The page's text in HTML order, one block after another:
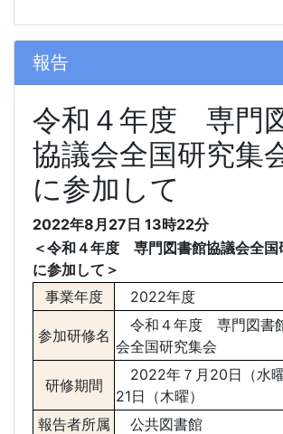
報告
令和４年度 専門
協議会全国研究集
に参加して
2022年8月27日 13時22分
＜令和４年度 専門図書館協議会全国
に参加して＞
事業年度
2022年度
参加研修名
令和４年度 専門図書
会全国研究集会
研修期間
2022年７月 20日（水
21日（木曜）
報告者所属
公共図書館